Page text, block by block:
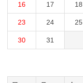
16 17 18
23 24 25
30 31